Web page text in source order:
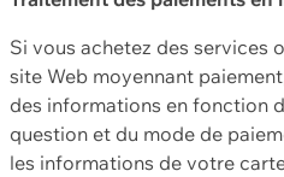
Si vous achetez des services
site Web moyennant
des informations en fonction
question et du mode de
les informations de votre